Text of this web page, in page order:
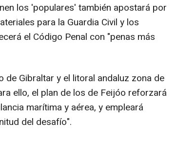
los 'populares' también apostará por
para la Guardia Civil y los
el Código Penal con "penas más
Gibraltar y el litoral andaluz zona de
ello, el plan de los de Feijóo reforzará
marítima y aérea, y empleará
del desafío".